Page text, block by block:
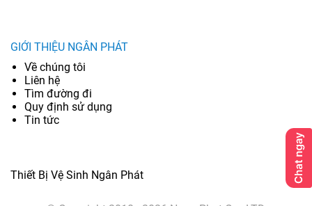
GIỚI THIỆU NGÂN PHÁT
Về chúng tôi
Liên hệ
Tìm đường đi
Quy định sử dụng
Tin tức
Thiết Bị Vệ Sinh Ngân Phát